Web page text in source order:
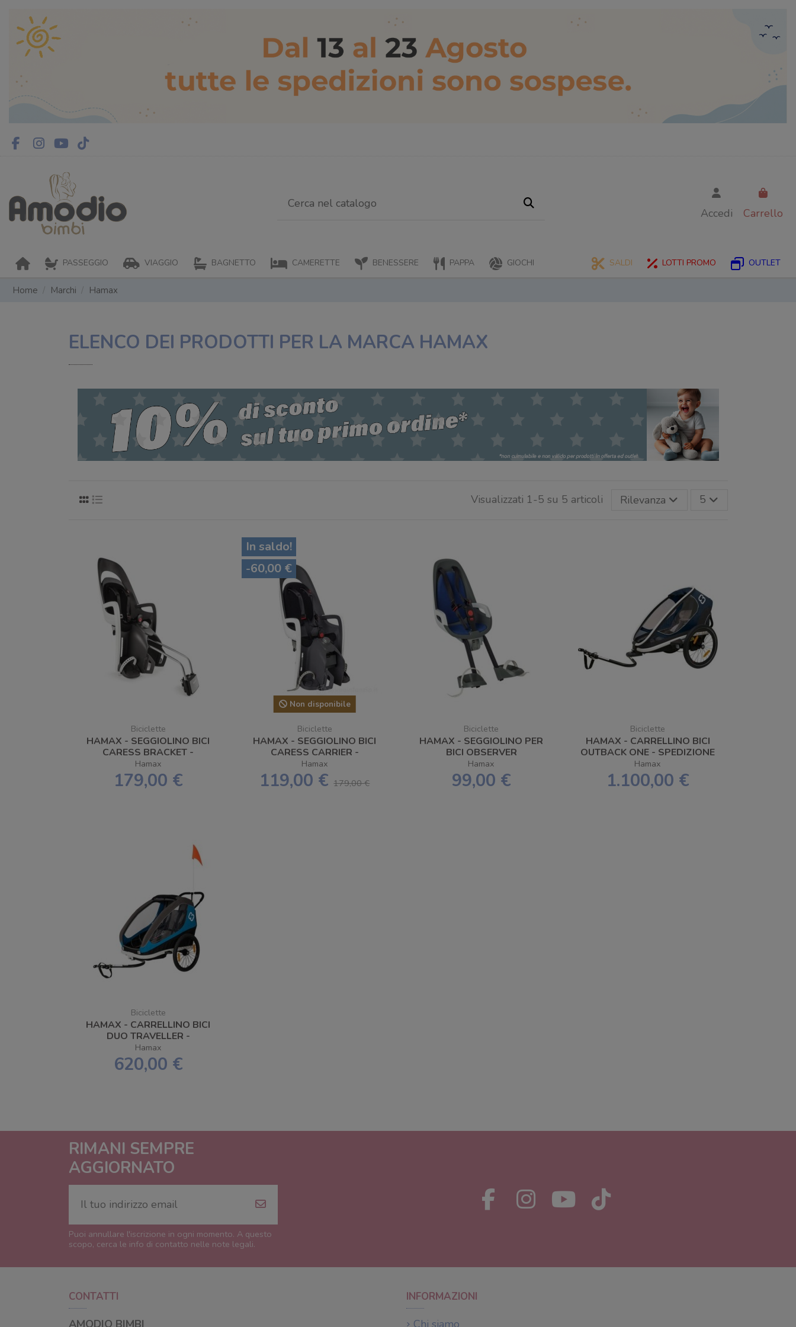
Accedi Carrello
PASSEGGIO VIAGGIO BAGNETTO CAMERETTE BENESSERE PAPPA GIOCHI OUTLET
LOTTI PROMO
SALDI
Home Marchi Hamax
ELENCO DEI PRODOTTI PER LA MARCA HAMAX
Visualizzati 1-5 su 5 articoli Rilevanza 5
Biciclette
HAMAX - SEGGIOLINO BICI
CARESS BRACKET -
SPEDIZIONE GRATUITA
Hamax
179,00 €
In saldo!
-60,00 €
Non disponibile
Biciclette
HAMAX - SEGGIOLINO BICI
CARESS CARRIER -
SPEDIZIONE GRATUITA
Hamax
119,00 €179,00 €
Biciclette
HAMAX - SEGGIOLINO PER
BICI OBSERVER
Hamax
99,00 €
Biciclette
HAMAX - CARRELLINO BICI
OUTBACK ONE - SPEDIZIONE
GRATUITA
Hamax
1.100,00 €
Biciclette
HAMAX - CARRELLINO BICI
DUO TRAVELLER -
SPEDIZIONE GRATUITA
Hamax
620,00 €
RIMANI SEMPRE
AGGIORNATO
Puoi annullare l'iscrizione in ogni momento. A questo
scopo, cerca le info di contatto nelle note legali.
CONTATTI
AMODIO BIMBI
INFORMAZIONI
Chi siamo